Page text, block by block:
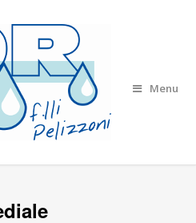
Menu